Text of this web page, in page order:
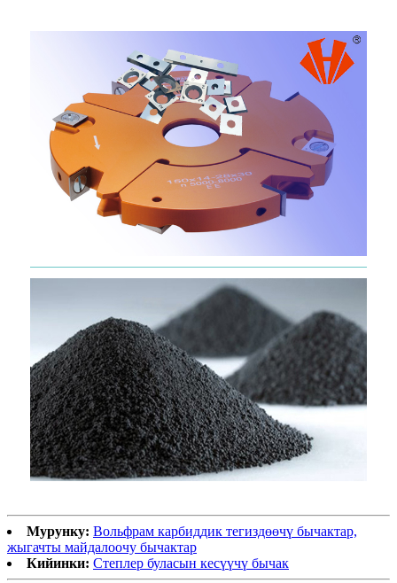
Мурунку: Вольфрам карбиддик тегиздөөчү бычактар,
жыгачты майдалоочу бычактар
Кийинки: Степлер буласын кесүүчү бычак